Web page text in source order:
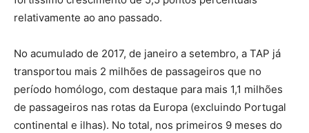
relativamente ao ano passado.
No acumulado de 2017, de janeiro a setembro, a TAP já
transportou mais 2 milhões de passageiros que no
período homólogo, com destaque para mais 1,1 milhões
de passageiros nas rotas da Europa (excluindo Portugal
continental e ilhas). No total, nos primeiros 9 meses do